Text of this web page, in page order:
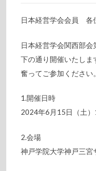
日本経営学会会員 各
日本経営学会関西部
下の通り開催いたしま
奮ってご参加ください。
1.開催日時
2024年6月15日（土
2.会場
神戸学院大学神戸三宮